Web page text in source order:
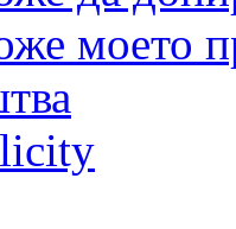
моето